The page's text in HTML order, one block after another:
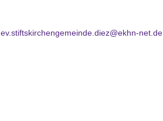
ev.stiftskirchengemeinde.diez@ekhn-net.de